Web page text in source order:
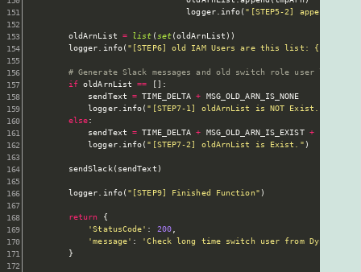
                                logger
.info( "[STEP5-2] appended
        oldArnList
= list (set(oldArnList ) )
        logger
. info( "[STEP6] old IAM Users are this list: {}"
# Generate Slack messages and old switch role user list
if oldArnList ==
:
            sendText
= TIME_DELTA + MSG_OLD_ARN_IS_NONE
            logger
.info( "[STEP7-1] oldArnList is NOT Exist."
else:
            sendText
= TIME_DELTA + MSG_OLD_ARN_IS_EXIST +
            logger
.info( "[STEP7-2] oldArnList is Exist." )
        sendSlack
( sendText )
        logger
. info( "[STEP9] Finished Function" )
return
{
'StatusCode' : 200,
'message' :
'Check long time switch user from
}